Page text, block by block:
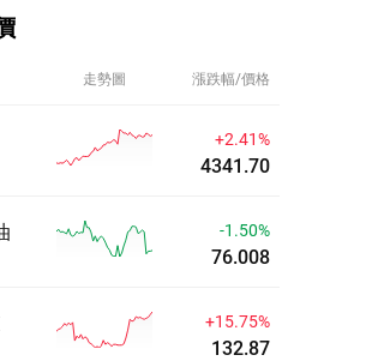
走勢圖 漲跌幅/價格
+2.41%
4341.70
-1.50%
76.008
+15.75%
132.87